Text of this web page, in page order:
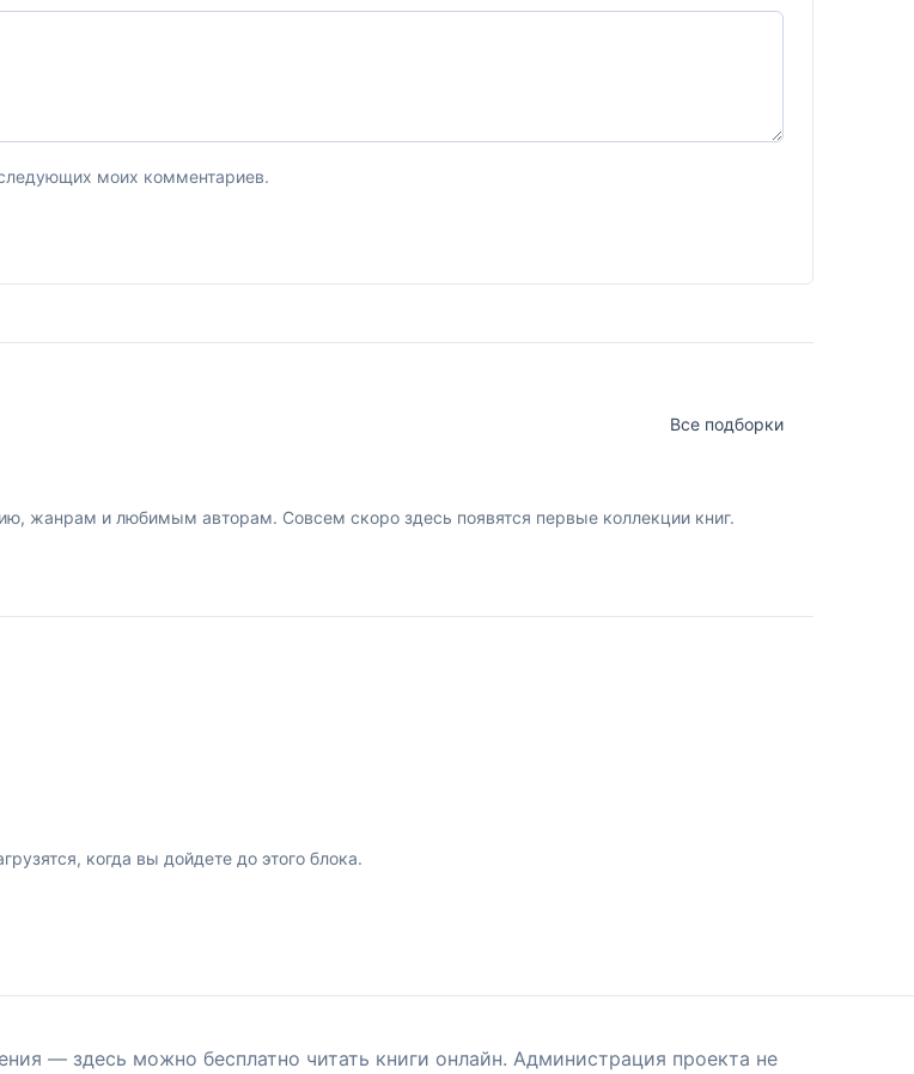
моих комментариев.
Все подборки
жанрам и любимым авторам. Совсем скоро здесь появятся первые коллекции книг.
когда вы дойдете до этого блока.
— здесь можно бесплатно читать книги онлайн. Администрация проекта не